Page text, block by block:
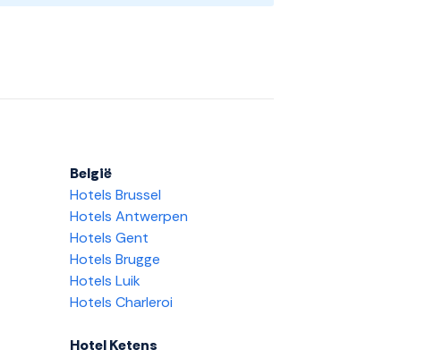
België
Hotels Brussel
Hotels Antwerpen
Hotels Gent
Hotels Brugge
Hotels Luik
Hotels Charleroi
Hotel Ketens